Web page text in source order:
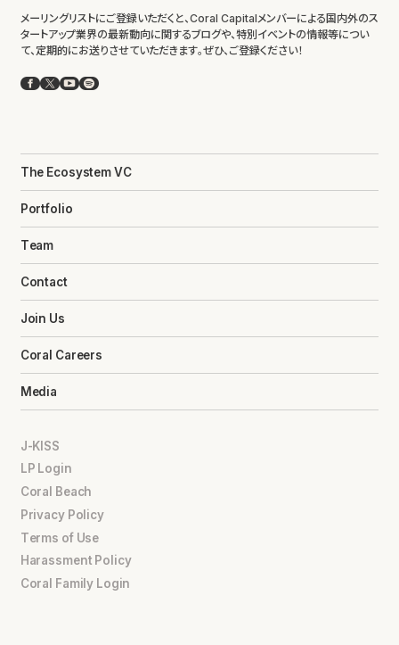
メーリングリストにご登録いただくと、Coral Capitalメンバーによる国内外のス
タートアップ業界の最新動向に関するブログや、特別イベントの情報等につい
て、定期的にお送りさせていただきます。ぜひ、ご登録ください！
Facebook
X YouTube
Spotify
The Ecosystem VC
Portfolio
Team
Contact
Join Us
Coral Careers
Media
J-KISS
LP Login
Coral Beach
Privacy Policy
Terms of Use
Harassment Policy
Coral Family Login